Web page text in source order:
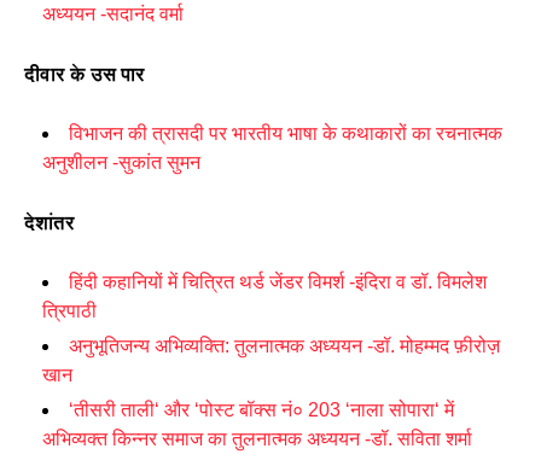
अध्ययन -सदानंद वर्मा
दीवार के उस पार
विभाजन की त्रासदी पर भारतीय भाषा के कथाकारों का रचनात्मक
अनुशीलन -सुकांत सुमन
देशांतर
हिंदी कहानियों में चित्रित थर्ड जेंडर विमर्श -इंदिरा व डॉ. विमलेश
त्रिपाठी
अनुभूतिजन्य अभिव्यक्ति: तुलनात्मक अध्ययन -डॉ. मोहम्मद फ़ीरोज़
खान
‘तीसरी ताली‘ और ‘पोस्ट बॉक्स नं० 203 ‘नाला सोपारा‘ में
अभिव्यक्त किन्नर समाज का तुलनात्मक अध्ययन -डॉ. सविता शर्मा